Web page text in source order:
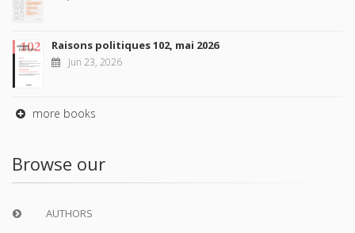
Raisons politiques 102, mai 2026
Jun 23, 2026
more books
Browse our
AUTHORS